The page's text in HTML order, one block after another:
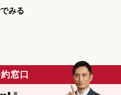
みる
窓口